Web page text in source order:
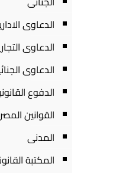
الدعاوى
الدعاوى
الدعاوى
الدفوع
القوانين
المدنى
المكتبة